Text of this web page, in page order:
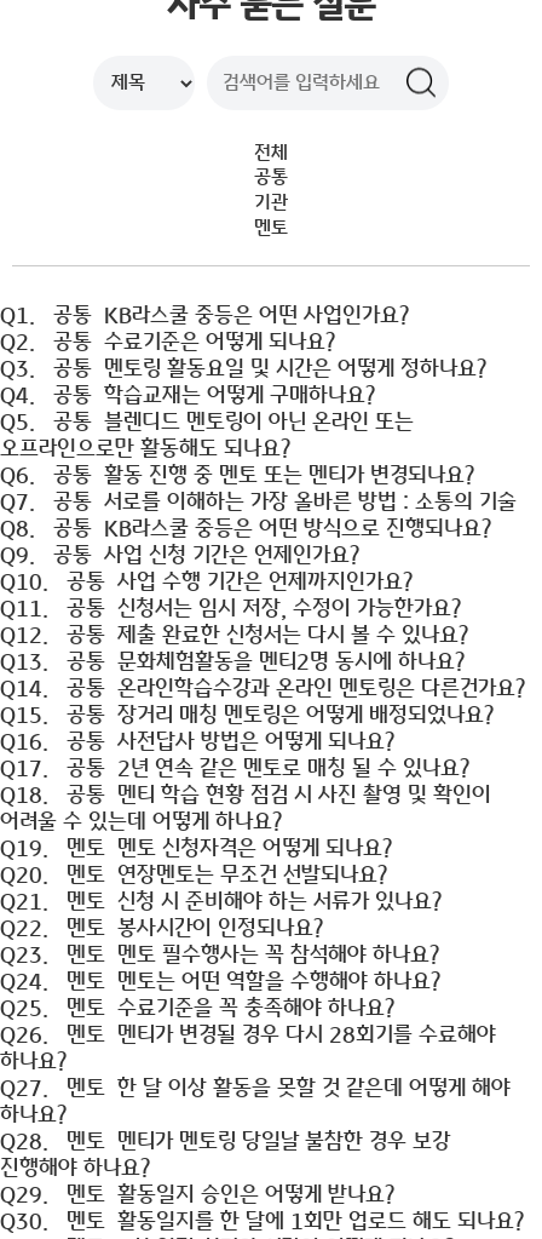
참여자 모집
전체
공통
기관
멘토
Q1. 공통 KB라스쿨 중등은 어떤 사업인가요?
Q2.
공통 수료기준은 어떻게 되나요?
Q3.
공통 멘토링 활동요일 및 시간은 어떻게 정하나요?
Q4.
공통 학습교재는 어떻게 구매하나요?
Q5.
공통 블렌디드 멘토링이 아닌 온라인 또는
오프라인으로만 활동해도 되나요?
Q6.
공통 활동 진행 중 멘토 또는 멘티가 변경되나요?
Q7.
공통 서로를 이해하는 가장 올바른 방법 : 소통의 기술
Q8.
공통 KB라스쿨 중등은 어떤 방식으로 진행되나요?
Q9.
공통 사업 신청 기간은 언제인가요?
Q10.
공통 사업 수행 기간은 언제까지인가요?
Q11.
공통 신청서는 임시 저장, 수정이 가능한가요?
Q12.
공통 제출 완료한 신청서는 다시 볼 수 있나요?
Q13.
공통 문화체험활동을 멘티2명 동시에 하나요?
Q14.
공통 온라인학습수강과 온라인 멘토링은 다른건가요?
Q15.
공통 장거리 매칭 멘토링은 어떻게 배정되었나요?
Q16.
공통 사전답사 방법은 어떻게 되나요?
Q17.
공통 2년 연속 같은 멘토로 매칭 될 수 있나요?
Q18.
공통 멘티 학습 현황 점검 시 사진 촬영 및 확인이
어려울 수 있는데 어떻게 하나요?
Q19.
멘토 멘토 신청자격은 어떻게 되나요?
Q20.
멘토 연장멘토는 무조건 선발되나요?
Q21.
멘토 신청 시 준비해야 하는 서류가 있나요?
Q22.
멘토 봉사시간이 인정되나요?
Q23.
멘토 멘토 필수행사는 꼭 참석해야 하나요?
Q24.
멘토 멘토는 어떤 역할을 수행해야 하나요?
Q25.
멘토 수료기준을 꼭 충족해야 하나요?
Q26.
멘토 멘티가 변경될 경우 다시 28회기를 수료해야
하나요?
Q27.
멘토 한 달 이상 활동을 못할 것 같은데 어떻게 해야
하나요?
Q28.
멘토 멘티가 멘토링 당일날 불참한 경우 보강
진행해야 하나요?
Q29.
멘토 활동일지 승인은 어떻게 받나요?
Q30.
멘토 활동일지를 한 달에 1회만 업로드 해도 되나요?